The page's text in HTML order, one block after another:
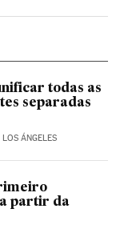
todas as
separadas
LOS ÁNGELES
partir da